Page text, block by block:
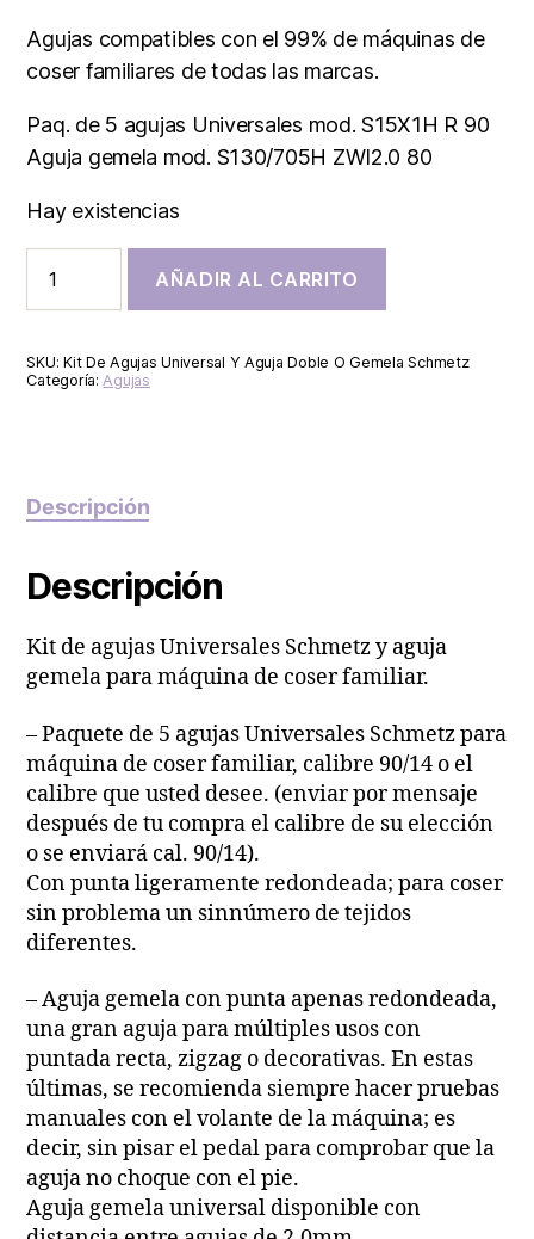
Agujas compatibles con el 99% de máquinas de
coser familiares de todas las marcas.
Paq. de 5 agujas Universales mod. S15X1H R 90
Aguja gemela mod. S130/705H ZWI2.0 80
Hay existencias
AÑADIR AL CARRITO
SKU:Kit De Agujas Universal Y Aguja Doble O Gemela Schmetz
Categoría:Agujas
Descripción
Descripción
Kit de agujas Universales Schmetz y aguja
gemela para máquina de coser familiar.
– Paquete de 5 agujas Universales Schmetz para
máquina de coser familiar, calibre 90/14 o el
calibre que usted desee. (enviar por mensaje
después de tu compra el calibre de su elección
o se enviará cal. 90/14).
Con punta ligeramente redondeada; para coser
sin problema un sinnúmero de tejidos
diferentes.
– Aguja gemela con punta apenas redondeada,
una gran aguja para múltiples usos con
puntada recta, zigzag o decorativas. En estas
últimas, se recomienda siempre hacer pruebas
manuales con el volante de la máquina; es
decir, sin pisar el pedal para comprobar que la
aguja no choque con el pie.
Aguja gemela universal disponible con